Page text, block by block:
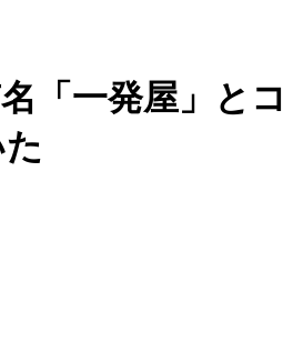
「一発屋」とコ